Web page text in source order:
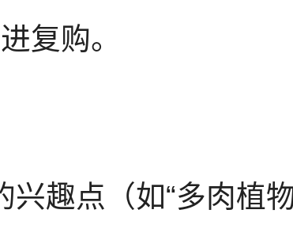
复购。
趣点（如“多肉植